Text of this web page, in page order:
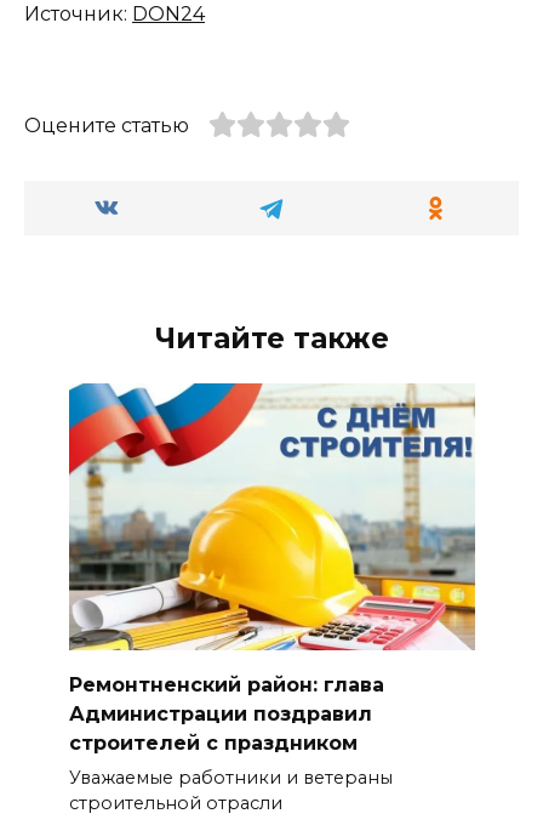
Источник: DON24
Оцените статью
Читайте также
Ремонтненский район: глава
Администрации поздравил
строителей с праздником
Уважаемые работники и ветераны
строительной отрасли